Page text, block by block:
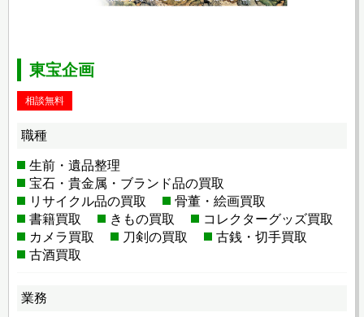
東宝企画
相談無料
職種
生前・遺品整理
宝石・貴金属・ブランド品の買取
リサイクル品の買取
骨董・絵画買取
書籍買取
きもの買取
コレクターグッズ買取
カメラ買取
刀剣の買取
古銭・切手買取
古酒買取
業務